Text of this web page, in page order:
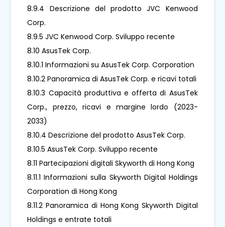
8.9.4 Descrizione del prodotto JVC Kenwood
Corp.
8.9.5 JVC Kenwood Corp. Sviluppo recente
8.10 AsusTek Corp.
8.10.1 Informazioni su AsusTek Corp. Corporation
8.10.2 Panoramica di AsusTek Corp. e ricavi totali
8.10.3 Capacità produttiva e offerta di AsusTek
Corp., prezzo, ricavi e margine lordo (2023-
2033)
8.10.4 Descrizione del prodotto AsusTek Corp.
8.10.5 AsusTek Corp. Sviluppo recente
8.11 Partecipazioni digitali Skyworth di Hong Kong
8.11.1 Informazioni sulla Skyworth Digital Holdings
Corporation di Hong Kong
8.11.2 Panoramica di Hong Kong Skyworth Digital
Holdings e entrate totali